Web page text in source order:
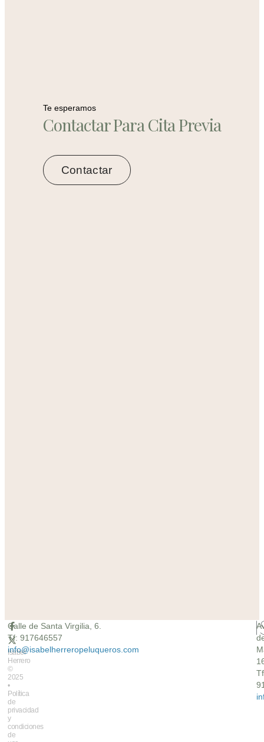
Te esperamos
Contactar Para Cita Previa
Contactar
Calle de Santa Virgilia, 6.
Tf: 917646557
info@isabelherreropeluqueros.com
Isabel
Herrero
©
2025
•
Política
de
privacidad
y
condiciones
de